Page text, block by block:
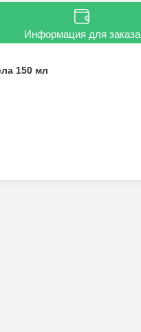
Информация для заказа
150 мл